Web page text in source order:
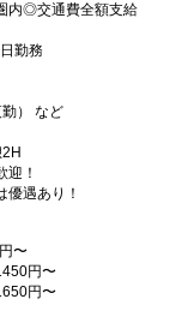
内◎交通費全額支給
勤務
） など
！
遇あり！
〜
円〜
円〜